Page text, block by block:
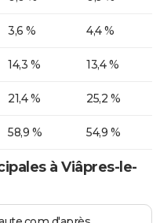
3,6 % 4,4 %
14,3 % 13,4 %
21,4 % 25,2 %
58,9 % 54,9 %
à Viâpres-le-